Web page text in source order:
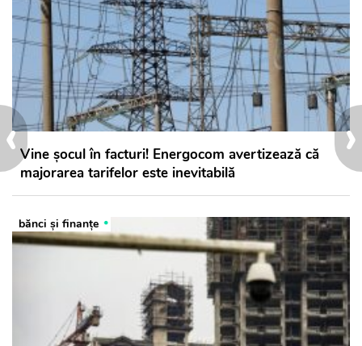
›
‹Vine șocul în facturi! Energocom avertizează că
majorarea tarifelor este inevitabilă
bănci şi finanţe